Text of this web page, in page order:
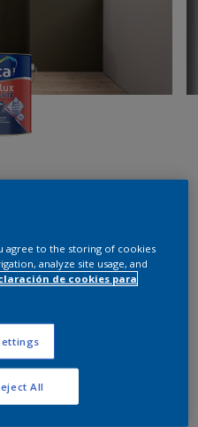
Cambiar de color
de pintura
agree to the storing of cookies
analyze site usage, and
de cookies para
All